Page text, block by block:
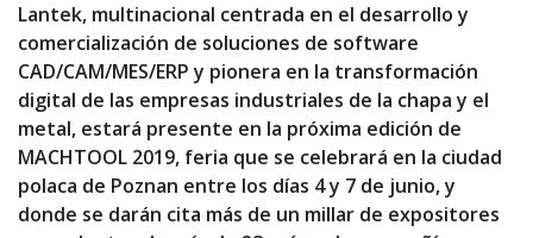
Lantek, multinacional centrada en el desarrollo y
comercialización de soluciones de software
CAD/CAM/MES/ERP y pionera en la transformación
digital de las empresas industriales de la chapa y el
metal, estará presente en la próxima edición de
MACHTOOL 2019, feria que se celebrará en la ciudad
polaca de Poznan entre los días 4 y 7 de junio, y
donde se darán cita más de un millar de expositores